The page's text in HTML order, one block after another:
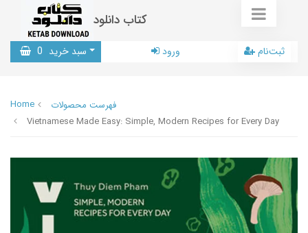
کتاب دانلود
سبد خرید 0 ورود ثبت‌نام
Home
فهرست محصولات
Vietnamese Made Easy: Simple, Modern Recipes for Every Day